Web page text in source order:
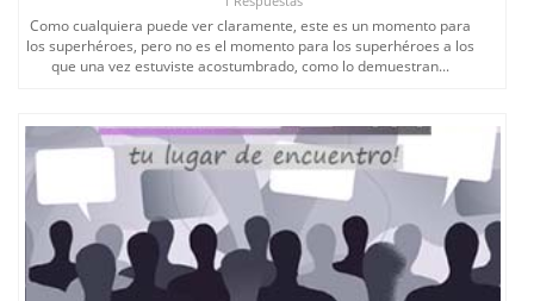
Como cualquiera puede ver claramente, este es un momento para
los superhéroes, pero no es el momento para los superhéroes a los
que una vez estuviste acostumbrado, como lo demuestran...